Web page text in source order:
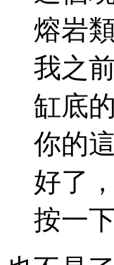
熔岩
我之
缸底
你的
好了
按一